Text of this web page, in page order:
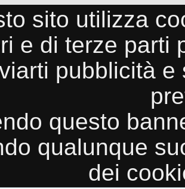
sito utilizza
e di terze parti
pubblicità
questo
qualunque
dei